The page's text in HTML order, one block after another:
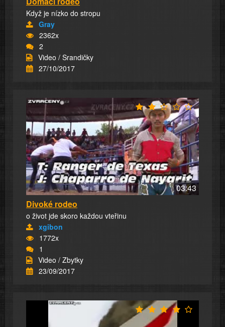
Když je nízko do stropu
Gray
2362x
2
Video / Srandičky
27/10/2017
03:43
Divoké rodeo
o život jde skoro každou vteřinu
xgibon
1772x
1
Video / Zbytky
23/09/2017